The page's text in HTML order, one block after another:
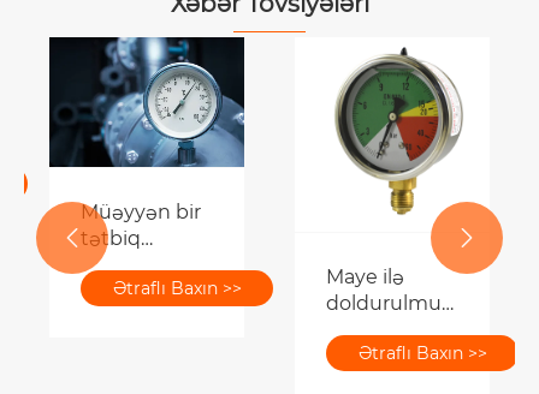
Müəyyən bir
tətbiq
ssenarisi
üçünƏtraflı Baxın >>
Maye ilə
doldurulmuş
cihazı ölçmə
Ətraflı Baxın >>
 